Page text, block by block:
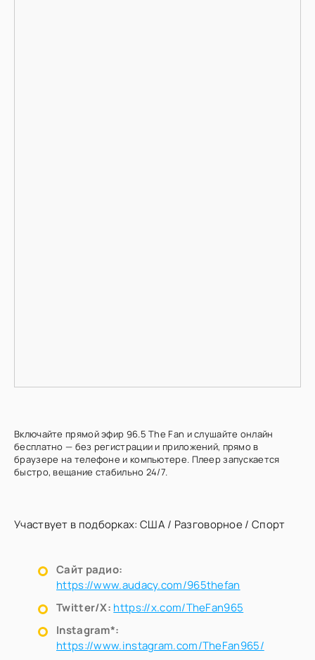
Включайте прямой эфир 96.5 The Fan и слушайте онлайн
бесплатно — без регистрации и приложений, прямо в
браузере на телефоне и компьютере. Плеер запускается
быстро, вещание стабильно 24/7.
Участвует в подборках: США / Разговорное/ Спорт
Сайт радио:
https://www.audacy.com/965thefan
Twitter/X: https://x.com/TheFan965
Instagram*:
https://www.instagram.com/TheFan965/